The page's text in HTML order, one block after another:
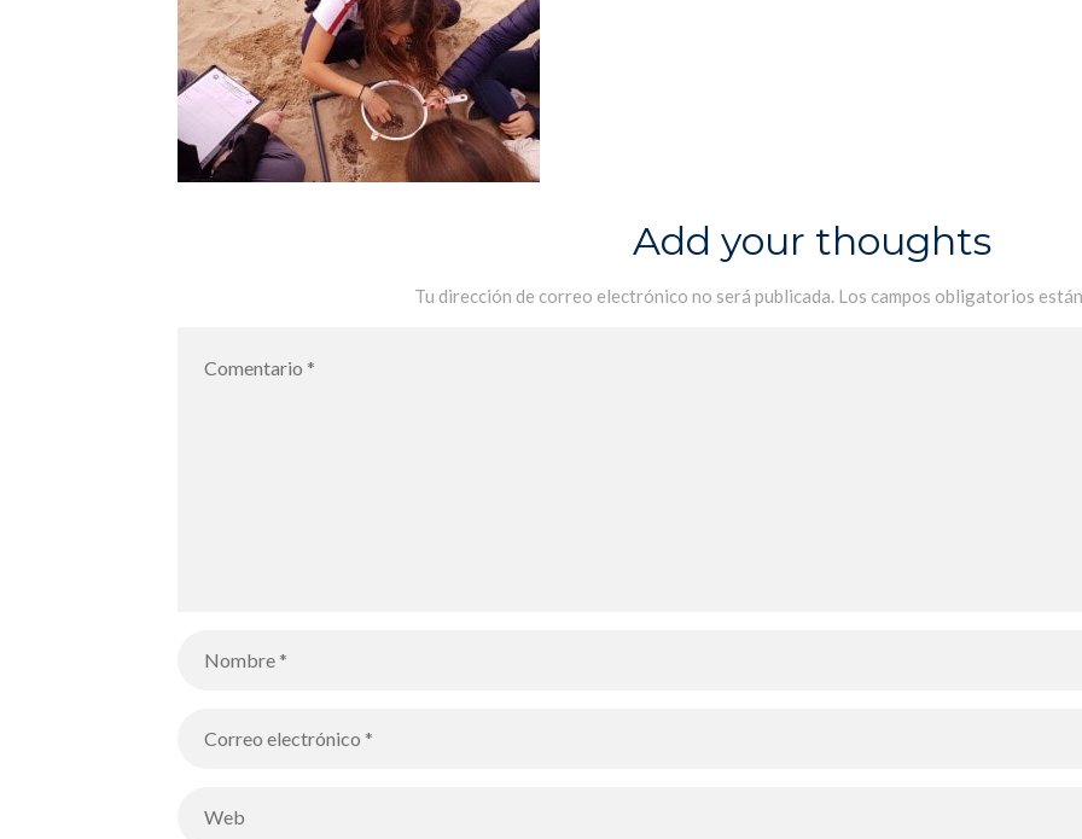
Add your thoughts
Tu dirección de correo electrónico no será publicada. Los campos obligatorios